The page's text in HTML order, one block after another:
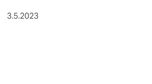
3.5.2023